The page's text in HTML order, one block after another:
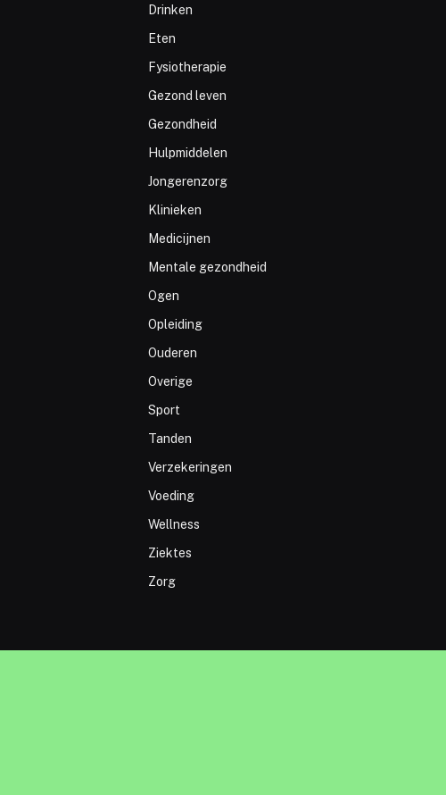
Drinken
Eten
Fysiotherapie
Gezond leven
Gezondheid
Hulpmiddelen
Jongerenzorg
Klinieken
Medicijnen
Mentale gezondheid
Ogen
Opleiding
Ouderen
Overige
Sport
Tanden
Verzekeringen
Voeding
Wellness
Ziektes
Zorg